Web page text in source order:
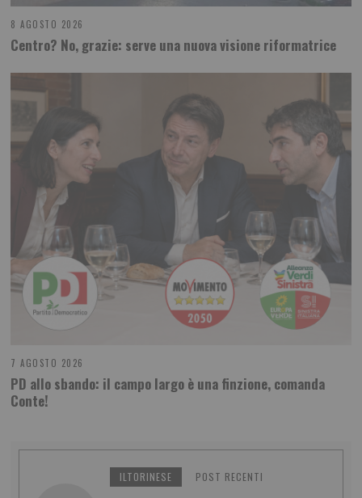
8 AGOSTO 2026
Centro? No, grazie: serve una nuova visione riformatrice
7 AGOSTO 2026
PD allo sbando: il campo largo è una finzione, comanda
Conte!
ILTORINESE POST RECENTI